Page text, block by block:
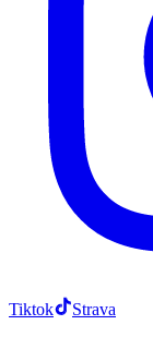
Tiktok Strava